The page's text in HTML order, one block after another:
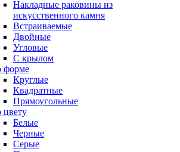
Накладные раковины из
искусственного камня
Встраиваемые
Двойные
Угловые
С крылом
форме
Круглые
Квадратные
Прямоугольные
цвету
Белые
Черные
Серые